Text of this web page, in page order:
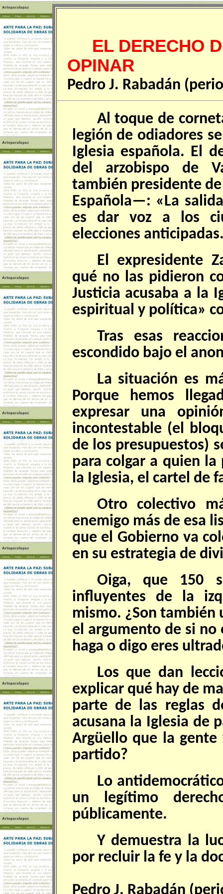
EL DERECHO
OPINAR
Pedro J. Rabadán
Al toque de
legión de odiadores
Iglesia española. El
del arzobispo de
también presidente
Española—: «La
es dar voz a los
elecciones
El expresidente
qué no las pidieron
Justicia acusaba a la
espiritual y política»
Tras esas
escondido bajo el
La situación es
Porque hemos
expresar una
incontestable (el
de los presupuestos)
para colgar a quien
la Iglesia, el cartel de
Otro colectivo
enemigo más de esa
que el Gobierno va
en su estrategia de
Oiga, que 150
influyentes de la
mismo. ¿Son también
el argumento de si no
haga o digo eres
Los que dan
explicar qué hay de
parte de las reglas
acusana la Iglesia de
Argüello que la
partido?
Lo
un legítimo
públicamente.
Y demuestra la
por recluir la fe y la
Pedro J. Rabadán